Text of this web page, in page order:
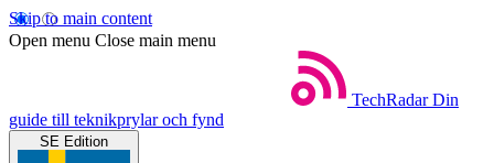
Skip to main content
Open menu Close main menu
TechRadar Din
guide till teknikprylar och fynd
SE Edition